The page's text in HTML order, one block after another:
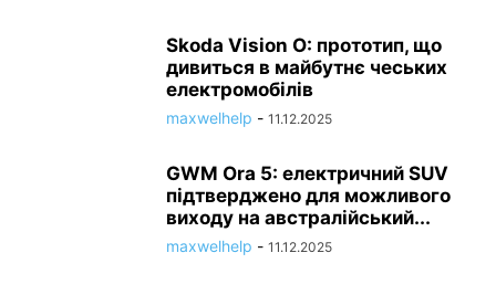
Skoda Vision O: прототип, що
дивиться в майбутнє чеських
електромобілів
maxwelhelp - 11.12.2025
GWM Ora 5: електричний SUV
підтверджено для можливого
виходу на австралійський...
maxwelhelp - 11.12.2025